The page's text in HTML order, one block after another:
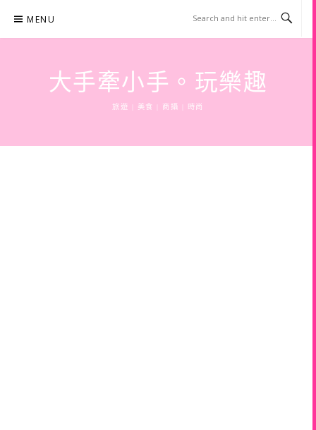
content
MENU
大手牽小手。玩樂趣
旅遊 | 美食 | 商攝 | 時尚